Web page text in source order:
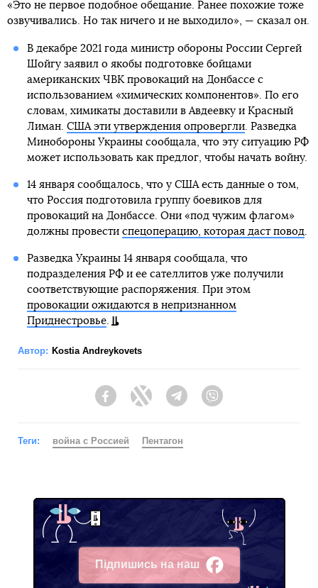
«Это не первое подобное обещание. Ранее похожие тоже
озвучивались. Но так ничего и не выходило», — сказал он.
В декабре 2021 года министр обороны России Сергей
Шойгу заявил о якобы подготовке бойцами
американских ЧВК провокаций на Донбассе с
использованием «химических компонентов». По его
словам, химикаты доставили в Авдеевку и Красный
Лиман. США эти утверждения опровергли. Разведка
Минобороны Украины сообщала, что эту ситуацию РФ
может использовать как предлог, чтобы начать войну.
14 января сообщалось, что у США есть данные о том,
что Россия подготовила группу боевиков для
провокаций на Донбассе. Они «под чужим флагом»
должны провести спецоперацию, которая даст повод
Разведка Украины 14 января сообщала, что
подразделения РФ и ее сателлитов уже получили
соответствующие распоряжения. При этом
провокации ожидаются в непризнанном
Приднестровье.
Автор: Kostia Andreykovets
FacebookTwitter Telegram
Теги: война с Россией Пентагон
Підпишись на наш
Facebook